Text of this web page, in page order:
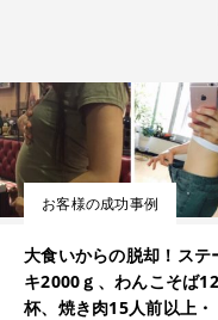
お客様の成功事例
大食いからの脱却！ステ
キ2000ｇ、わんこそば
杯、焼き肉15人前以上・